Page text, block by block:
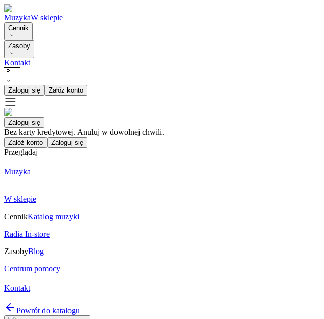
MuzykaW sklepie
Cennik
Zasoby
Kontakt
🇵🇱
Zaloguj się Załóż konto
Zaloguj się
Bez karty kredytowej. Anuluj w dowolnej chwili.
Załóż konto Zaloguj się
Przeglądaj
Muzyka
W sklepie
CennikKatalog muzyki
Radia In-store
ZasobyBlog
Centrum pomocy
Kontakt
Powrót do katalogu